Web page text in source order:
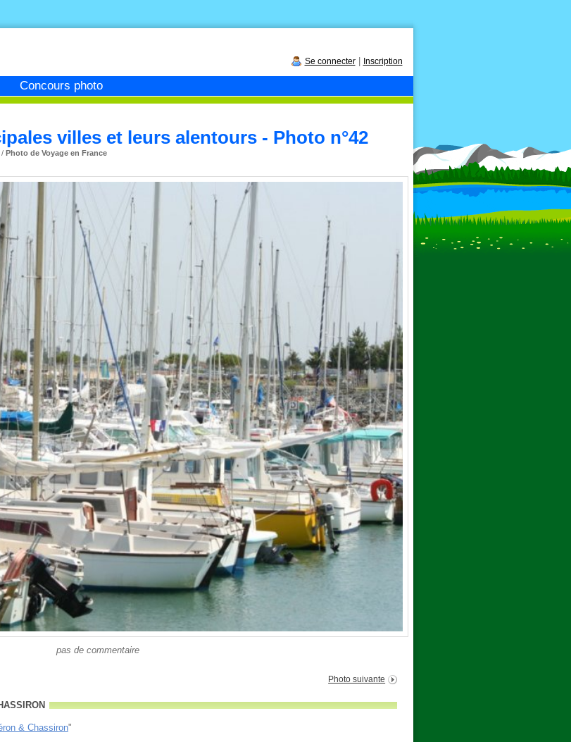
Concours photo
Se connecter| Inscription
villes et leurs alentours - Photo n°42
Photo de Voyage en France
pas de commentaire
Photo suivante
& Chassiron"